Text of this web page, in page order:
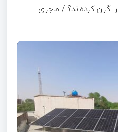
گران کرده‌اند؟ / ماجرای